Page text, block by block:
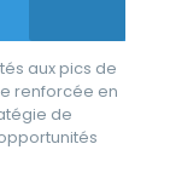
aux pics de
renforcée en
de